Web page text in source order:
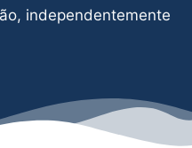
independentemente